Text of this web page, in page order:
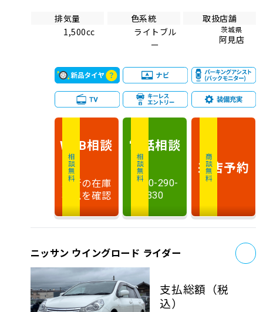
排気量
1,500cc
色系統
ライトブル
ー
取扱店舗
茨城県
阿見店
相談無料
WEB相談
最新の在庫
状況を確認
相談無料
電話相談
0120-290-
330
商談無料
来店予約
ニッサン ウイングロード ライダー
支払総額 （税
込）